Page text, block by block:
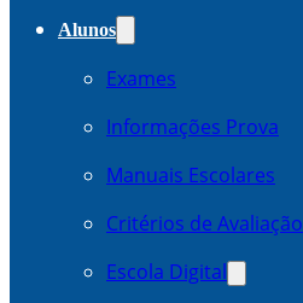
Alunos
Exames
Informações Prova
Manuais Escolares
Critérios de Avaliação
Escola Digital